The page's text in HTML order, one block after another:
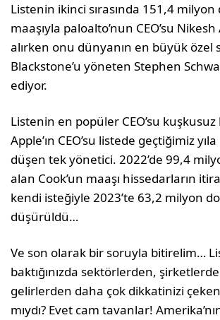
Listenin ikinci sırasında 151,4 milyon
maaşıyla paloalto’nun CEO’su
alırken onu dünyanın en büyük özel
Blackstone’u yöneten Stephen
ediyor.
Listenin en popüler CEO’su
Apple’ın CEO’su listede geçtiğimiz
düşen tek yönetici. 2022’de 99,4
alan Cook’un maaşı hissedarların
kendi isteğiyle 2023’te 63,2 milyon
düşürüldü…
Ve son olarak bir soruyla bitirelim…
baktığınızda sektörlerden,
gelirlerden daha çok dikkatinizi
mıydı? Evet cam tavanlar!